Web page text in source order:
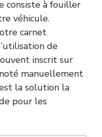
consiste à fouiller
véhicule.
carnet
de
inscrit sur
manuellement
la solution la
pour les